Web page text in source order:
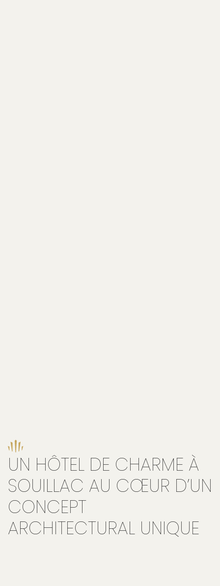
UN HÔTEL DE CHARME À
SOUILLAC AU CŒUR D’UN
CONCEPT
ARCHITECTURAL UNIQUE